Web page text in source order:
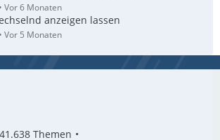
Vor 6 Monaten
anzeigen lassen
Vor 5 Monaten
41.638 Themen